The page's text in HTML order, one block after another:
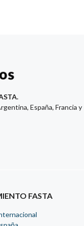
España, Francia y
FASTA